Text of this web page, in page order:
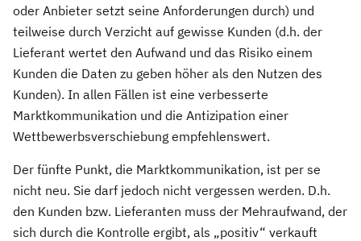
oder Anbieter setzt seine Anforderungen durch) und
teilweise durch Verzicht auf gewisse Kunden (d.h. der
Lieferant wertet den Aufwand und das Risiko einem
Kunden die Daten zu geben höher als den Nutzen des
Kunden). In allen Fällen ist eine verbesserte
Marktkommunikation und die Antizipation einer
Wettbewerbsverschiebung empfehlenswert.
Der fünfte Punkt, die Marktkommunikation, ist per se
nicht neu. Sie darf jedoch nicht vergessen werden. D.h.
den Kunden bzw. Lieferanten muss der Mehraufwand, der
sich durch die Kontrolle ergibt, als „positiv“ verkauft